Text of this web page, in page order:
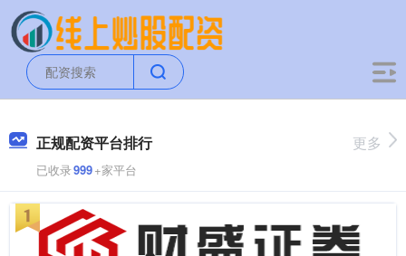
正规配资平台排行
已收录999+家平台
更多